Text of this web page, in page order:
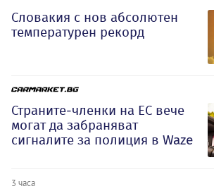
Словакия с нов абсолютен
температурен рекорд
Страните-членки на ЕС вече
могат да забраняват
сигналите за полиция в Waze
3 часа